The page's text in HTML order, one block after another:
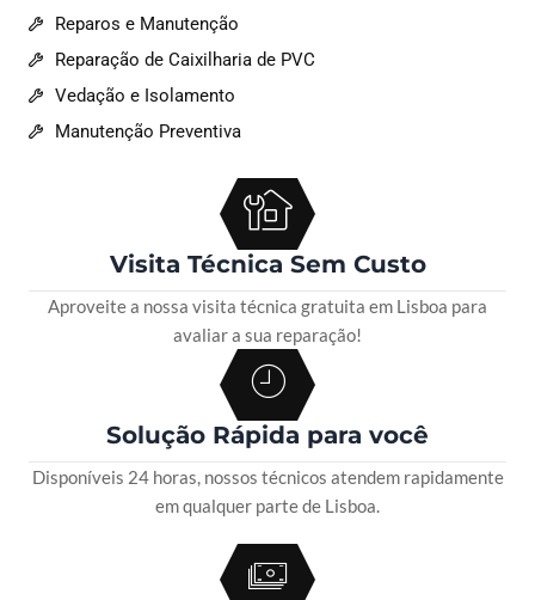
Reparos e Manutenção
Reparação de Caixilharia de PVC
Vedação e Isolamento
Manutenção Preventiva
Visita Técnica Sem Custo
Aproveite a nossa visita técnica gratuita em Lisboa para
avaliar a sua reparação!
Solução Rápida para você
Disponíveis 24 horas, nossos técnicos atendem rapidamente
em qualquer parte de Lisboa.